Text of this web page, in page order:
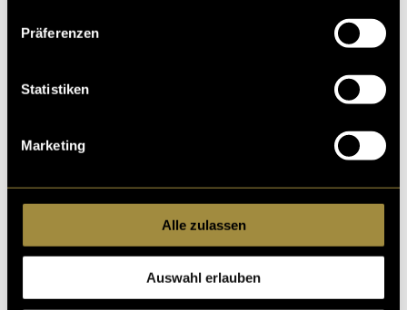
Präferenzen
Statistiken
Marketing
Alle zulassen
Auswahl erlauben